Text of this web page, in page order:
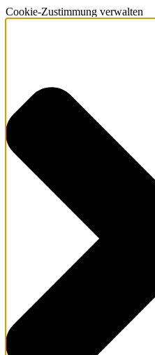
Cookie-Zustimmung verwalten